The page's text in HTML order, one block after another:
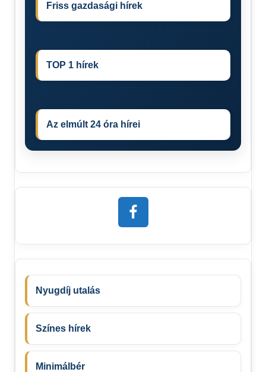
Friss gazdasági hírek
TOP 1 hírek
Az elmúlt 24 óra hírei
Nyugdíj utalás
Színes hírek
Minimálbér